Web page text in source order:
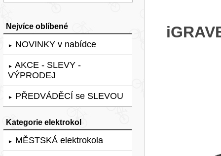
Nejvíce oblíbené
► NOVINKY v nabídce
► AKCE - SLEVY -
VÝPRODEJ
► PŘEDVÁDĚCÍ se SLEVOU
Kategorie elektrokol
► MĚSTSKÁ elektrokola